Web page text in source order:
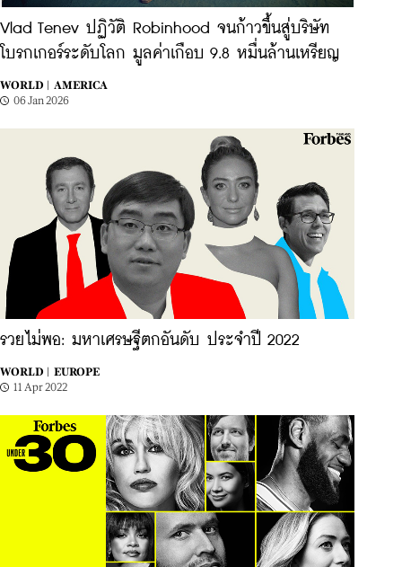
Vlad Tenev ปฏิวัติ Robinhood จนก้าวขึ้นสู่บริษัท
โบรกเกอร์ระดับโลก มูลค่าเกือบ 9.8 หมื่นล้านเหรียญ
WORLD |
AMERICA
06 Jan 2026
รวยไม่พอ: มหาเศรษฐีตกอันดับ ประจำปี 2022
WORLD |
EUROPE
11 Apr 2022